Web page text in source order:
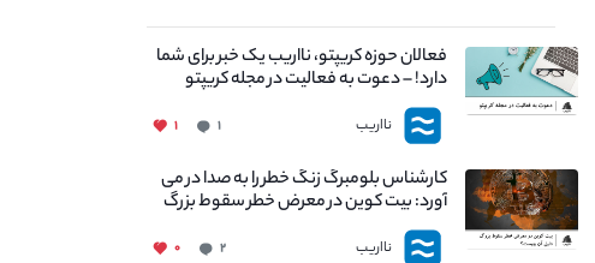
فعالان حوزه کریپتو، نااریب یک خبر برای شما
دارد! – دعوت به فعالیت در مجله کریپتو
نااریب ۱ ۱
کارشناس بلومبرگ زنگ خطر را به صدا در می
آورد: بیت کوین در معرض خطر سقوط بزرگ
است - دلیل آن چیست؟
نااریب ۲ ۰